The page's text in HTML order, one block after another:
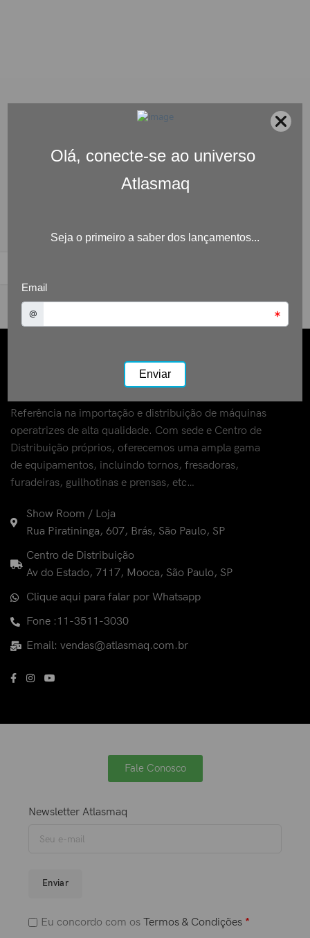
Referência na importação e distribuição de máquinas
operatrizes de alta qualidade. Com sede e Centro de
Distribuição próprios, oferecemos uma ampla gama
de equipamentos, incluindo tornos, fresadoras,
furadeiras, guilhotinas e prensas, etc…
Show Room / Loja
Rua Piratininga, 607, Brás, São Paulo, SP
Centro de Distribuição
Av do Estado, 7117, Mooca, São Paulo, SP
Clique aqui para falar por Whatsapp
Fone :11-3511-3030
Email: vendas@atlasmaq.com.br
Fale Conosco
Newsletter Atlasmaq
Enviar
Eu concordo com osTermos & Condições *